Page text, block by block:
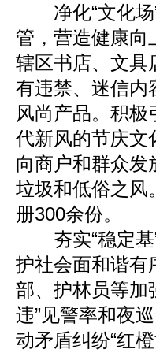
净化“文化场”
管，营造健康向
辖区书店、文具
有违禁、迷信内
风尚产品。积
代新风的节庆文
向商户和群众发
垃圾和低俗之风
册300余份。
夯实“稳定基”
护社会面和谐有
部、护林员等加
违”见警率和夜
动矛盾纠纷“红